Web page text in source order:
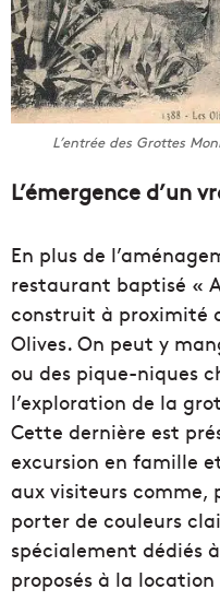
L’entrée des Grottes
L’émergence d’un
En plus de
restaurant baptisé «
construit à proximité
Olives. On peut y
ou des pique-niques
l’exploration de la
Cette dernière est
excursion en famille
aux visiteurs comme,
porter de couleurs
spécialement dédiés
proposés à la location